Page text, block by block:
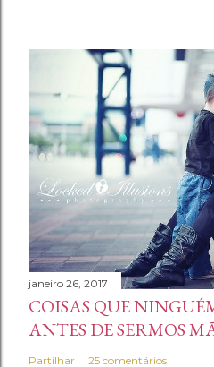
janeiro 26, 2017
COISAS QUE
ANTES DE SERMOS
Partilhar 25 comentários